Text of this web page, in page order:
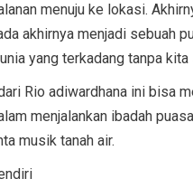
menuju ke lokasi.
akhirnya menjadi sebuah
yang terkadang tanpa
Rio adiwardhana ini bisa
menjalankan ibadah
musik tanah air.